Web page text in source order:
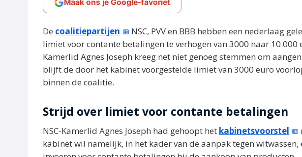
Maak ons je Google-favoriet
De coalitiepartijen
NSC, PVV en BBB hebben een nederlaag
limiet voor contante betalingen te verhogen van 3000 naar 10.000
Kamerlid Agnes Joseph kreeg net niet genoeg stemmen om
blijft de door het kabinet voorgestelde limiet van 3000 euro
binnen de coalitie.
Strijd over limiet voor contante betalingen
NSC-Kamerlid Agnes Joseph had gehoopt het kabinetsvoorstel
kabinet wil namelijk, in het kader van de aanpak tegen witwassen,